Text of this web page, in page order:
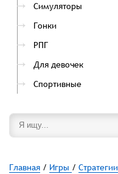
Симуляторы
Гонки
РПГ
Для девочек
Спортивные
Главная / Игры / Стратегии